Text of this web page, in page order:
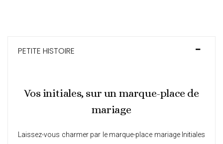
PETITE HISTOIRE
Vos initiales, sur un marque-place de
mariage
Laissez-vous charmer par le marque-place mariage Initiales